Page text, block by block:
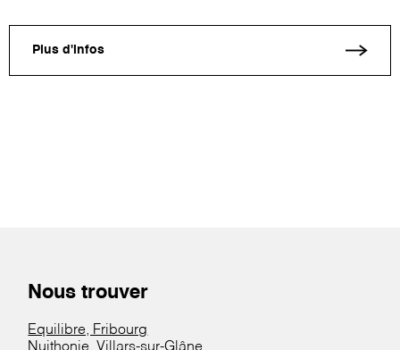
Plus d'infos
Nous trouver
Equilibre, Fribourg
Nuithonie, Villars-sur-Glâne